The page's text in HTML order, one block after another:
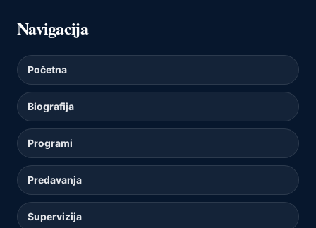
Navigacija
Početna
Biografija
Programi
Predavanja
Supervizija